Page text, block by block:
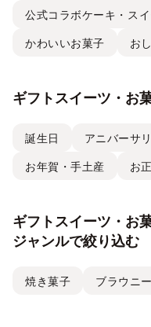
公式コラボケーキ・ス
かわいいお菓子 お
ギフトスイーツ・お
誕生日 アニバーサ
お年賀・手土産 お
ギフトスイーツ・お
ジャンルで絞り込む
焼き菓子 ブラウニー